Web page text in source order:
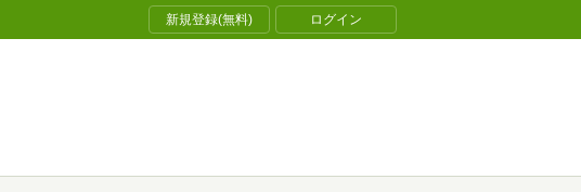
新規登録(無料) ログイン